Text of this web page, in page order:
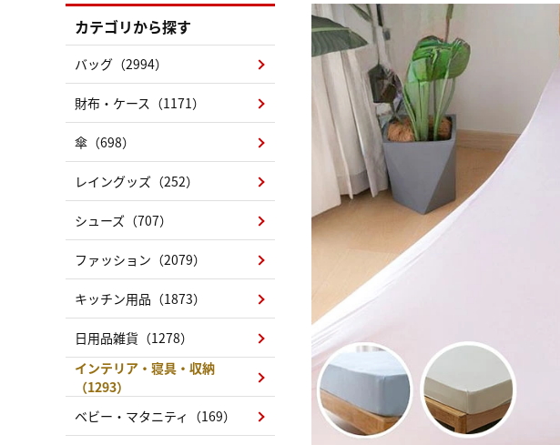
カテゴリから探す
バッグ（2994）
財布・ケース（1171）
傘（698）
レイングッズ（252）
シューズ（707）
ファッション（2079）
キッチン用品（1873）
日用品雑貨（1278）
インテリア・寝具・収納
（1293）
ベビー・マタニティ（169）